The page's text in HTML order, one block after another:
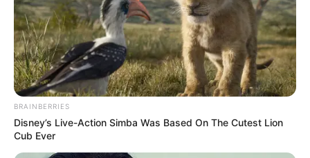
BRAINBERRIES
Disney’s Live-Action Simba Was Based On The Cutest Lion
Cub Ever